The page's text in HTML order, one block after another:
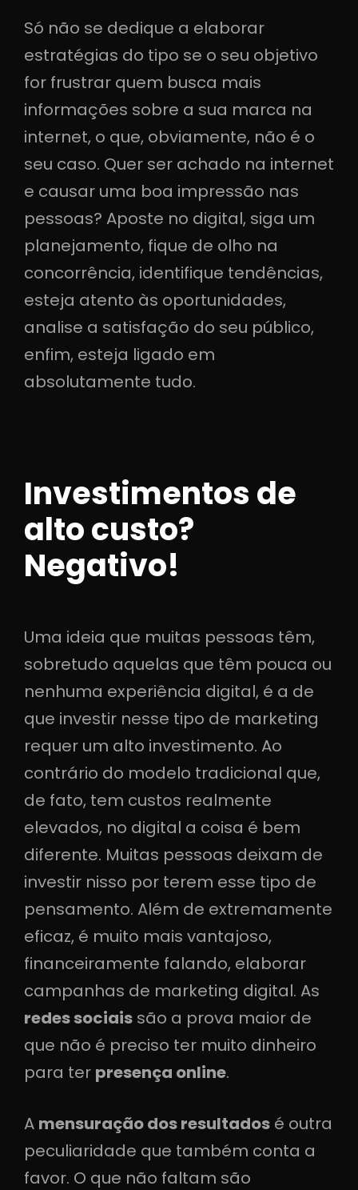
Só não se dedique a elaborar
estratégias do tipo se o seu objetivo
for frustrar quem busca mais
informações sobre a sua marca na
internet, o que, obviamente, não é o
seu caso. Quer ser achado na internet
e causar uma boa impressão nas
pessoas? Aposte no digital, siga um
planejamento, fique de olho na
concorrência, identifique tendências,
esteja atento às oportunidades,
analise a satisfação do seu público,
enfim, esteja ligado em
absolutamente tudo.
Investimentos de
alto custo?
Negativo!
Uma ideia que muitas pessoas têm,
sobretudo aquelas que têm pouca ou
nenhuma experiência digital, é a de
que investir nesse tipo de marketing
requer um alto investimento. Ao
contrário do modelo tradicional que,
de fato, tem custos realmente
elevados, no digital a coisa é bem
diferente. Muitas pessoas deixam de
investir nisso por terem esse tipo de
pensamento. Além de extremamente
eficaz, é muito mais vantajoso,
financeiramente falando, elaborar
campanhas de marketing digital. As
redes sociais são a prova maior de
que não é preciso ter muito dinheiro
para ter presença online.
A mensuração dos resultados é outra
peculiaridade que também conta a
favor. O que não faltam são